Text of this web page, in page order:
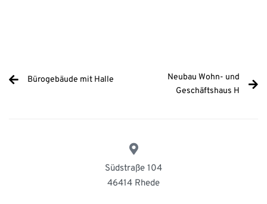
Bürogebäude mit Halle
Neubau Wohn- und
Geschäftshaus H
Südstraße 104
46414 Rhede